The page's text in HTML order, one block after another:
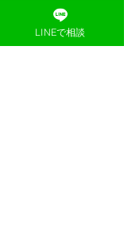
LINEで相談